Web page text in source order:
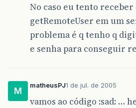
No caso eu tento receber
getRemoteUser em um
problema é q tenho q
e senha para conseguir
M
matheusPJ1 de jul. de 2005
vamos ao código :sad: …